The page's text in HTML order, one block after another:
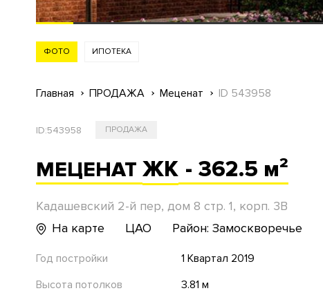
ФОТО ИПОТЕКА
Главная ПРОДАЖА Меценат ID 543958
ID:543958 ПРОДАЖА
МЕЦЕНАТ ЖК - 362.5 м²
Кадашевский 2-й пер, дом 8 стр. 1, корп. 3В
На карте
ЦАО Район: Замоскворечье
Год постройки
1 Квартал 2019
Высота потолков
3.81 м